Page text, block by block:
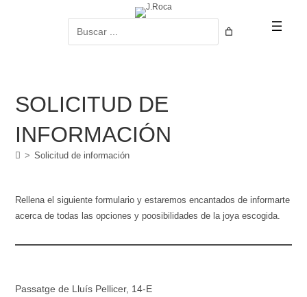
SOLICITUD DE
INFORMACIÓN
> Solicitud de información
Rellena el siguiente formulario y estaremos encantados de informarte
acerca de todas las opciones y poosibilidades de la joya escogida.
Passatge de Lluís Pellicer, 14-E